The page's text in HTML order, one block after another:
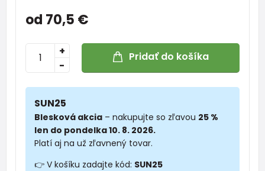
od 70,5 €
-
+ Pridať do košíka
SUN25
Blesková akcia – nakupujte so zľavou 25 %
len do pondelka 10. 8. 2026.
Platí aj na už zľavnený tovar.
👉 V košíku zadajte kód: SUN25